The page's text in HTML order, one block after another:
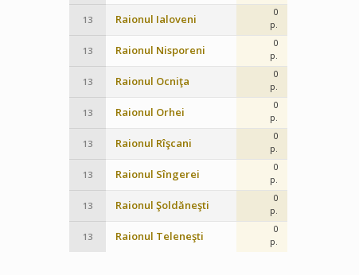
13 Raionul Ialoveni
0
p.
13 Raionul Nisporeni
0
p.
13 Raionul Ocniţa
0
p.
13 Raionul Orhei
0
p.
13 Raionul Rîşcani
0
p.
13 Raionul Sîngerei
0
p.
13 Raionul Şoldăneşti
0
p.
13 Raionul Teleneşti
0
p.